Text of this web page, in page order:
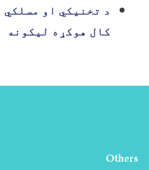
د تخنیکي او مسلکي
کال هوکړه لیکونه
Others